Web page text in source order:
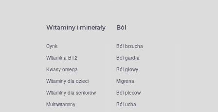
Witaminy i minerały
Cynk
Witamina B12
Kwasy omega
Witaminy dla dzieci
Witaminy dla seniorów
Multiwitaminy
Ból
Ból brzucha
Ból gardła
Ból głowy
Migrena
Ból pleców
Ból ucha